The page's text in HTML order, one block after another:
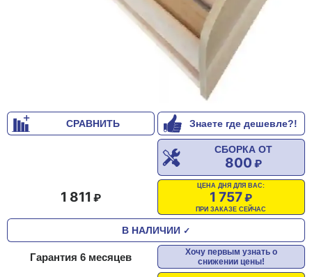
СРАВНИТЬ Знаете где дешевле?!
СБОРКА ОТ
800
ЦЕНА ДНЯ ДЛЯ ВАС:
1 757
ПРИ ЗАКАЗЕ СЕЙЧАС
1 811
В НАЛИЧИИ ✓
Гарантия 6 месяцев
Хочу первым узнать о
снижении цены!